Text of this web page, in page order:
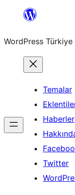
İçeriğe
WordPress Türkiye
Temalar
Haberler
Twitter